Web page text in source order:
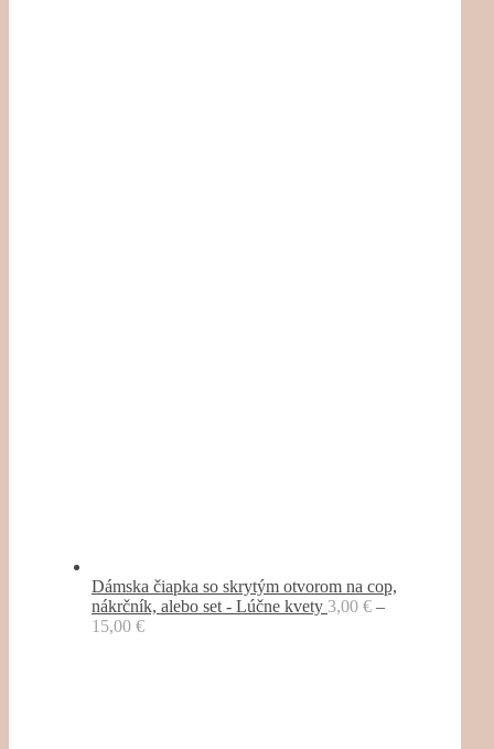
Dámska čiapka so skrytým otvorom na cop,
nákrčník, alebo set - Lúčne kvety 3,00 € –
15,00 €